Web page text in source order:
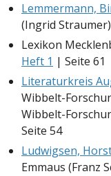
Lemmermann,
(Ingrid
Lexikon
Heft 1 | Seite 61
Literaturkreis
Wibbelt-
Wibbelt-
Seite 54
Ludwigsen,
Emmaus (Franz